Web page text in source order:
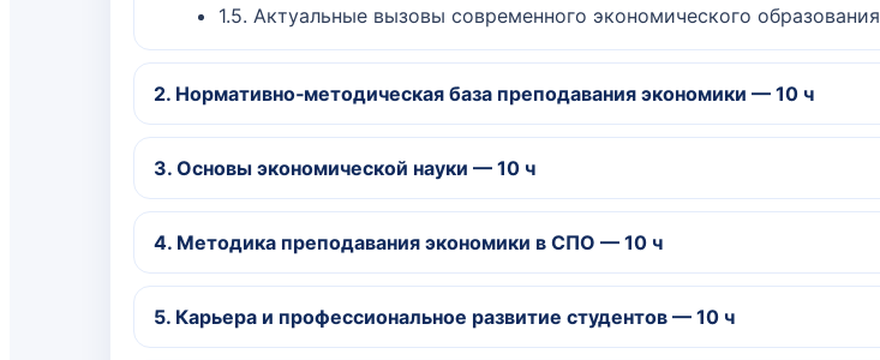
1.5. Актуальные вызовы современного экономического образования
2. Нормативно‑методическая база преподавания экономики — 10 ч
2.1. ФГОС СПО и требования к результатам обучения
2.2. Учебные планы и программы по экономике
2.3. Компетентностный подход в экономическом образовании
2.5. Локальные акты и методические рекомендации
3. Основы экономической науки — 10 ч
3.1. Экономика как система
3.2. Производство, распределение, обмен и потребление
3.3. Рынок и рыночные механизмы
3.5. Государственное регулирование экономики
4. Методика преподавания экономики в СПО — 10 ч
4.1. Лекции и семинарские занятия
4.2. Использование кейсов в преподавании экономики
4.3. Практические задания и деловые игры
5. Карьера и профессиональное развитие студентов — 10 ч